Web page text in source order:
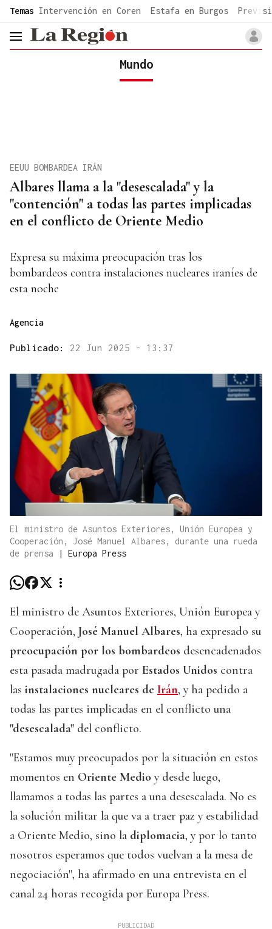
common.go-to-content
Temas Intervención en Coren Estafa en Burgos
header.menu.open
Mundo
Albares llama a la "desescalada" y la
"contención" a todas las partes implicadas
en el conflicto de Oriente Medio
EEUU BOMBARDEA IRÁN
Expresa su máxima preocupación tras los
bombardeos contra instalaciones nucleares iraníes de
esta noche
Agencia
Publicado: 22 Jun 2025 - 13:37
El ministro de Asuntos Exteriores, Unión Europea y
Cooperación, José Manuel Albares, durante una rueda
de prensa
| Europa Press
El ministro de Asuntos Exteriores, Unión Europea y
Cooperación, José Manuel Albares, ha expresado su
preocupación por los bombardeos desencadenados
esta pasada madrugada por Estados Unidos contra
las instalaciones nucleares de Irán, y ha pedido a
todas las partes implicadas en el conflicto una
"desescalada" del conflicto.
"Estamos muy preocupados por la situación en estos
momentos en Oriente Medio y desde luego,
llamamos a todas las partes a una desescalada. No es
la solución militar la que va a traer paz y estabilidad
a Oriente Medio, sino la diplomacia, y por lo tanto
nosotros esperamos que todos vuelvan a la mesa de
negociación", ha afirmado en una entrevista en el
canal 24 horas recogida por Europa Press.